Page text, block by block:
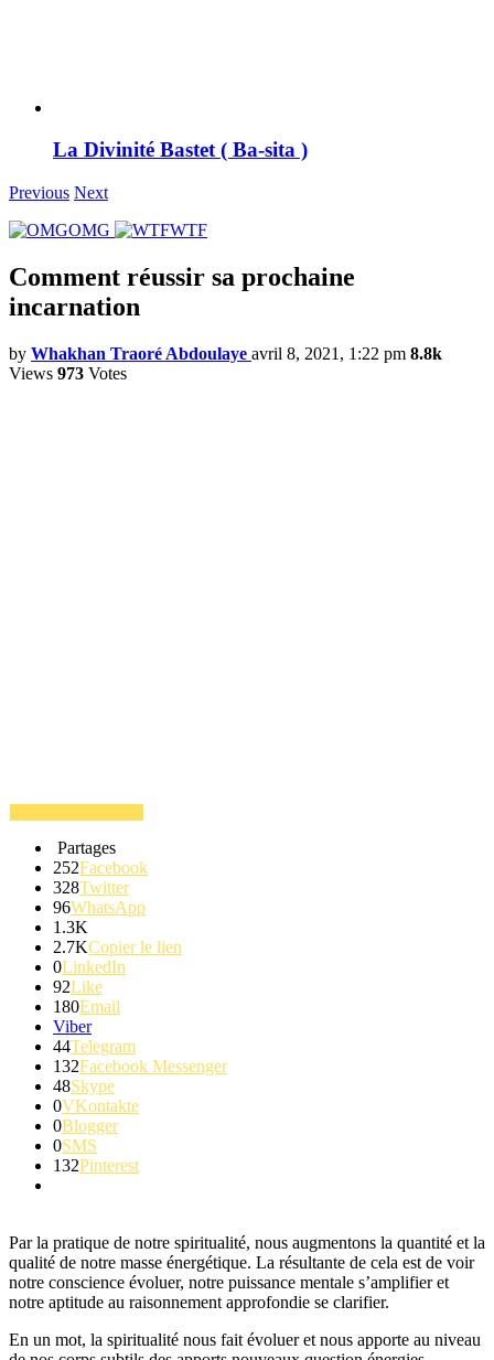
La Divinité Bastet ( Ba-sita )
Previous Next
OMG
WTF
Comment réussir sa prochaine
incarnation
by Whakhan Traoré Abdoulaye avril 8, 2021, 1:22 pm 8.8k
Views 973 Votes
Partages
252Facebook
328Twitter
96WhatsApp
1.3K
2.7KCopier le lien
0LinkedIn
92Like
180Email
Viber
44Telegram
132Facebook Messenger
48Skype
0VKontakte
0Blogger
0SMS
132Pinterest
Par la pratique de notre spiritualité, nous augmentons la quantité et la
qualité de notre masse énergétique. La résultante de cela est de voir
notre conscience évoluer, notre puissance mentale s’amplifier et
notre aptitude au raisonnement approfondie se clarifier.
En un mot, la spiritualité nous fait évoluer et nous apporte au niveau